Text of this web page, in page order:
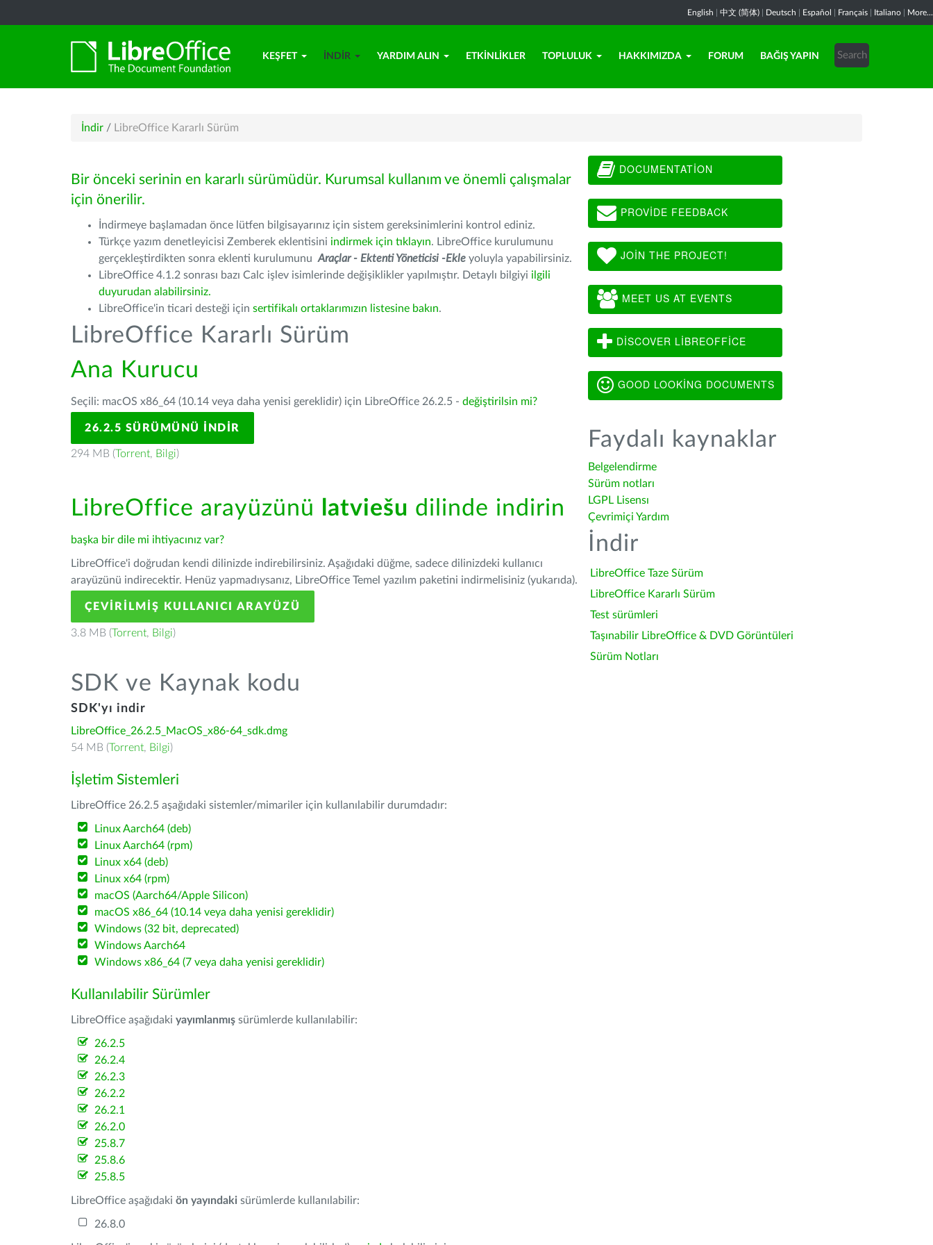
English 中文 (简体) Deutsch Español Français Italiano More...
KEŞFET İNDIR YARDIM ALIN ETKINLIKLER TOPLULUK HAKKIMIZDA FORUM BAĞIŞ YAPIN
İndir / LibreOffice Kararlı Sürüm
Bir önceki serinin en kararlı sürümüdür. Kurumsal kullanım ve önemli çalışmalar
için önerilir.
İndirmeye başlamadan önce lütfen bilgisayarınız için sistem gereksinimlerini kontrol ediniz.
Türkçe yazım denetleyicisi Zemberek eklentisini indirmek için tıklayın. LibreOffice kurulumunu
gerçekleştirdikten sonra eklenti kurulumunu Araçlar - Ektenti Yöneticisi -Ekle yoluyla yapabilirsiniz.
LibreOffice 4.1.2 sonrası bazı Calc işlev isimlerinde değişiklikler yapılmıştır. Detaylı bilgiyi ilgili
duyurudan alabilirsiniz.
LibreOffice'in ticari desteği için sertifikalı ortaklarımızın listesine bakın.
LibreOffice Kararlı Sürüm
Ana Kurucu
Seçili: macOS x86_64 (10.14 veya daha yenisi gereklidir) için LibreOffice 26.2.5 - değiştirilsin mi?
26.2.5 SÜRÜMÜNÜ İNDIR
294 MB (Torrent, Bilgi)
LibreOffice arayüzünü latviešu dilinde indirin
başka bir dile mi ihtiyacınız var?
LibreOffice'i doğrudan kendi dilinizde indirebilirsiniz. Aşağıdaki düğme, sadece dilinizdeki kullanıcı
arayüzünü indirecektir. Henüz yapmadıysanız, LibreOffice Temel yazılım paketini indirmelisiniz (yukarıda).
ÇEVIRILMIŞ KULLANICI ARAYÜZÜ
3.8 MB (Torrent, Bilgi)
SDK ve Kaynak kodu
SDK'yı indir
LibreOffice_26.2.5_MacOS_x86-64_sdk.dmg
54 MB (Torrent, Bilgi)
İşletim Sistemleri
LibreOffice 26.2.5 aşağıdaki sistemler/mimariler için kullanılabilir durumdadır:
Linux Aarch64 (deb)
Linux Aarch64 (rpm)
Linux x64 (deb)
Linux x64 (rpm)
macOS (Aarch64/Apple Silicon)
macOS x86_64 (10.14 veya daha yenisi gereklidir)
Windows (32 bit, deprecated)
Windows Aarch64
Windows x86_64 (7 veya daha yenisi gereklidir)
Kullanılabilir Sürümler
LibreOffice aşağıdaki yayımlanmış sürümlerde kullanılabilir:
26.2.5
26.2.4
26.2.3
26.2.2
26.2.1
26.2.0
25.8.7
25.8.6
25.8.5
LibreOffice aşağıdaki ön yayındaki sürümlerde kullanılabilir:
26.8.0
DOCUMENTATION
PROVIDE FEEDBACK
JOIN THE PROJECT!
MEET US AT EVENTS
DISCOVER LIBREOFFICE
GOOD LOOKING DOCUMENTS
Faydalı kaynaklar
Belgelendirme
Sürüm notları
LGPL Lisensı
Çevrimiçi Yardım
İndir
LibreOffice Taze Sürüm
LibreOffice Kararlı Sürüm
Test sürümleri
Taşınabilir LibreOffice & DVD Görüntüleri
Sürüm Notları